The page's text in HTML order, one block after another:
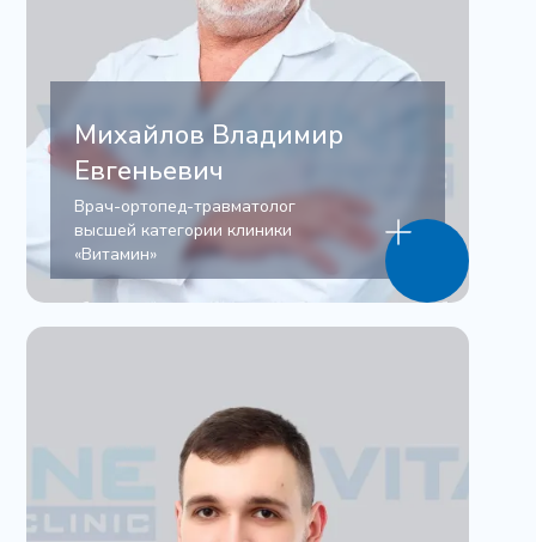
Михайлов Владимир
Евгеньевич
Врач-ортопед-травматолог
высшей категории клиники
«Витамин»